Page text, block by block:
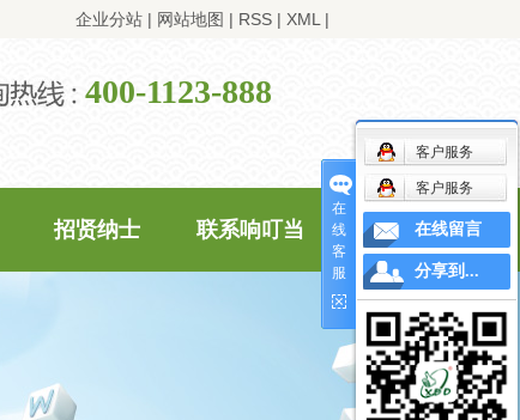
企业分站| 网站地图 | RSS| XML |
400-1123-888
招贤纳士 联系响叮当
在
线
客
服
客户服务
客户服务
在线留言
分享到...